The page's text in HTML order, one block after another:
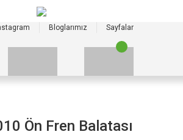
Bloglarımız Sayfalar
Ön Fren Balatası